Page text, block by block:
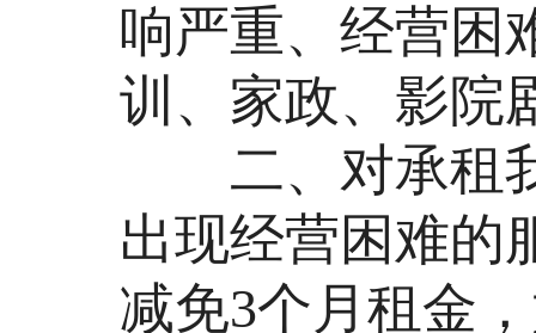
响严重、经营困
训、家政、影院
二、对承租我
出现经营困难的
减免3个月租金